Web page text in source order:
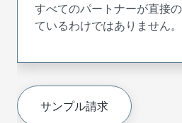
すべてのパートナーが直接
ているわけではありません。
サンプル請求